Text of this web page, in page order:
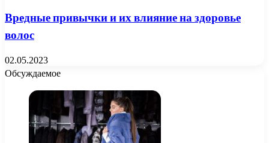
Вредные привычки и их влияние на здоровье
волос
02.05.2023
Обсуждаемое